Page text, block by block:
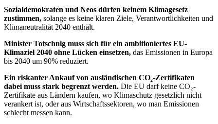
Sozialdemokraten und Neos dürfen keinem Klimagesetz
zustimmen, solange es keine klaren Ziele, Verantwortlichkeiten und
Klimaneutralität 2040 enthält.
Minister Totschnig muss sich für ein ambitioniertes EU-
Klimaziel 2040 ohne Lücken einsetzen, das Emissionen in Europa
bis 2040 um 90% reduziert.
Ein riskanter Ankauf von ausländischen CO₂-Zertifikaten
dabei muss stark begrenzt werden. Die EU darf keine CO₂-
Zertifikate aus Ländern kaufen, wo Klimaschutz gesetzlich nicht
verankert ist, oder aus Wirtschaftssektoren, wo man Emissionen
schlecht messen kann.